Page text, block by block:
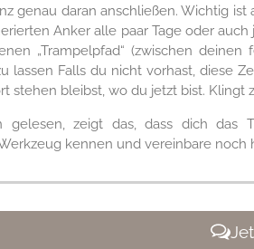
genau daran anschließen. Wichtig
Anker alle paar Tage oder
„Trampelpfad“ (zwischen
lassen Falls du nicht vorhast, diese
stehen bleibst, wo du jetzt bist. Klingt
gelesen, zeigt das, dass dich das
kennen und vereinbare